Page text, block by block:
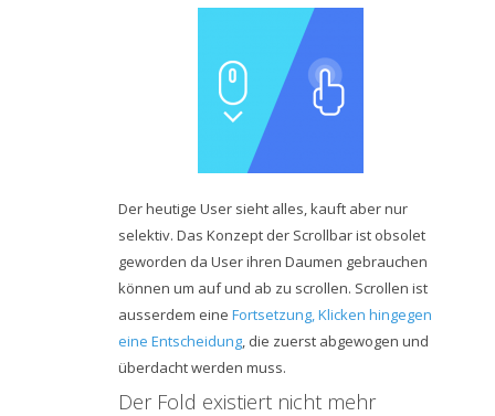
Der heutige User sieht alles, kauft aber nur
selektiv. Das Konzept der Scrollbar ist obsolet
geworden da User ihren Daumen gebrauchen
können um auf und ab zu scrollen. Scrollen ist
ausserdem eineFortsetzung, Klicken hingegen
eine Entscheidung , die zuerst abgewogen und
überdacht werden muss.
Der Fold existiert nicht mehr